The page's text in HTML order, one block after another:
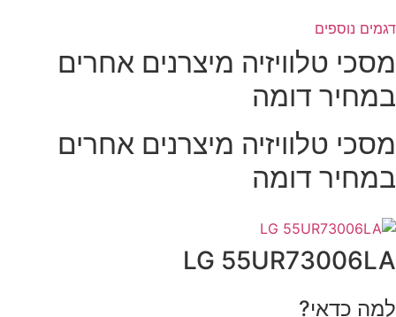
נוספים
טלוויזיה מיצרנים אחרים
דומה
טלוויזיה מיצרנים אחרים
דומה
LG
כדאי?